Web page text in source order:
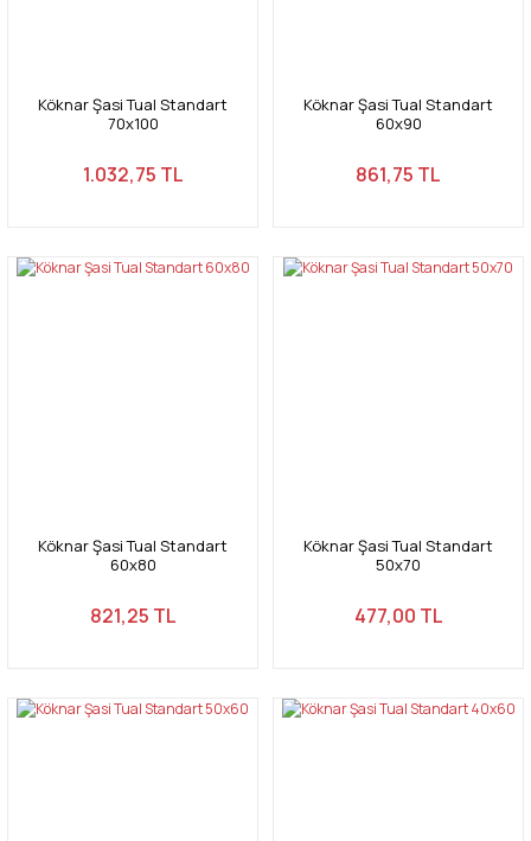
Köknar Şasi Tual Standart
70x100
1.032,75 TL
Köknar Şasi Tual Standart
60x90
861,75 TL
Köknar Şasi Tual Standart
60x80
821,25 TL
Köknar Şasi Tual Standart
50x70
477,00 TL